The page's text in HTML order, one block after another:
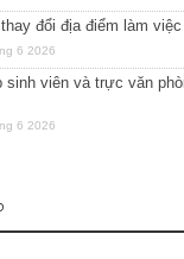
đổi địa điểm làm việc
6 2026
sinh viên và trực văn
6 2026